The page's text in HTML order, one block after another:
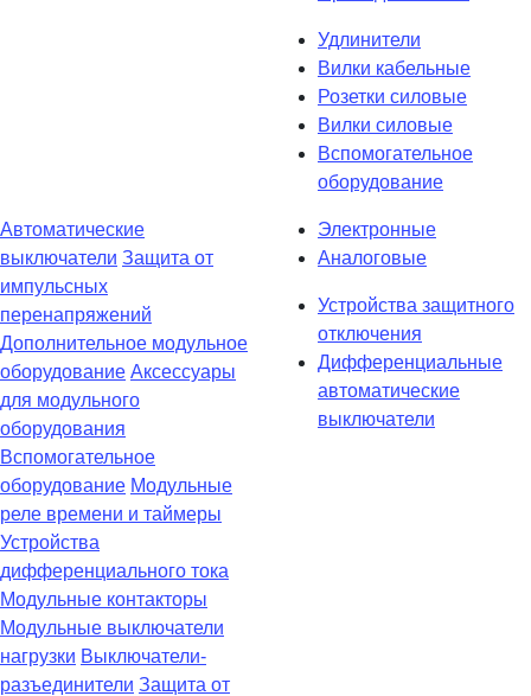
Удлинители
Вилки кабельные
Розетки силовые
Вилки силовые
Вспомогательное
оборудование
Автоматические
выключатели Защита от
импульсных
перенапряжений
Дополнительное модульное
оборудование Аксессуары
для модульного
оборудования
Вспомогательное
оборудование Модульные
реле времени и таймеры
Устройства
дифференциального тока
Модульные контакторы
Модульные выключатели
нагрузки Выключатели-
разъединители Защита от
Электронные
Аналоговые
Устройства защитного
отключения
Дифференциальные
автоматические
выключатели